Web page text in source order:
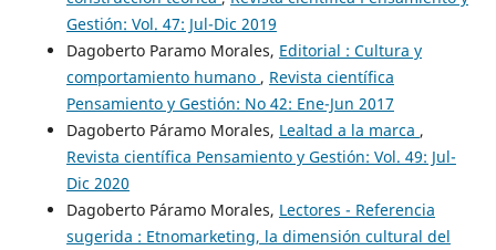
Gestión: Vol. 47: Jul-Dic 2019
Dagoberto Paramo Morales, Editorial : Cultura y
comportamiento humano , Revista científica
Pensamiento y Gestión: No 42: Ene-Jun 2017
Dagoberto Páramo Morales, Lealtad a la marca ,
Revista científica Pensamiento y Gestión: Vol. 49: Jul-
Dic 2020
Dagoberto Páramo Morales, Lectores - Referencia
sugerida : Etnomarketing, la dimensión cultural del